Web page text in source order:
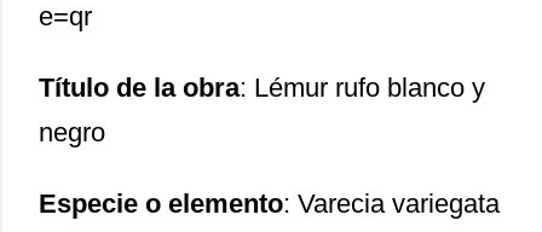
e=qr
Título de la obra: Lémur rufo blanco y
negro
Especie o elemento: Varecia variegata